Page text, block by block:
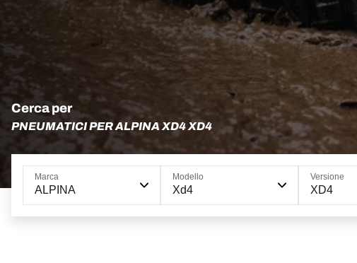
Cerca per
PNEUMATICI PER ALPINA XD4 XD4
Marca
ALPINA
Modello
Xd4
Versione
XD4